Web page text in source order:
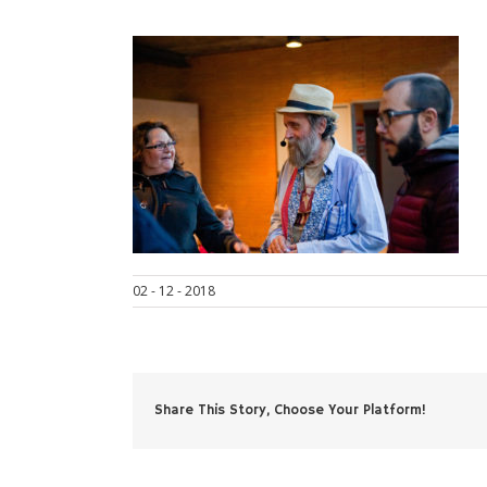
02 - 12 - 2018
Share This Story, Choose Your Platform!